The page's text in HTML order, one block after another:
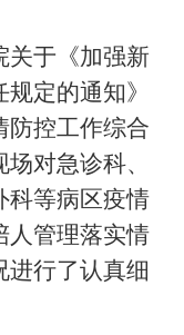
关于《加强新
定的通知》
防控工作综合
对急诊科、
科等病区疫情
人管理落实情
进行了认真细